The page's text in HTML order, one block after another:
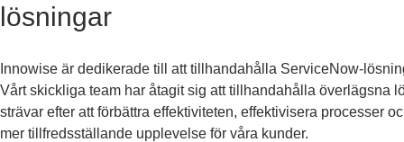
lösningar
Innowise är dedikerade till att tillhandahålla ServiceNow-
Vårt skickliga team har åtagit sig att tillhandahålla överlägsna
strävar efter att förbättra effektiviteten, effektivisera processer
mer tillfredsställande upplevelse för våra kunder.